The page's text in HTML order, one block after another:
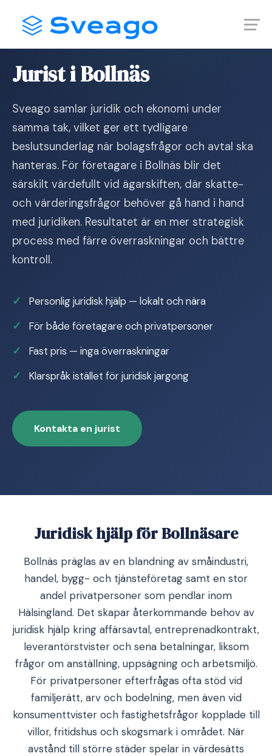
content
Jurist i Bollnäs
Sveago samlar juridik och ekonomi under
samma tak, vilket ger ett tydligare
beslutsunderlag när bolagsfrågor och avtal ska
hanteras. För företagare i Bollnäs blir det
särskilt värdefullt vid ägarskiften, där skatte-
och värderingsfrågor behöver gå hand i hand
med juridiken. Resultatet är en mer strategisk
process med färre överraskningar och bättre
kontroll.
Personlig juridisk hjälp — lokalt och nära
För både företagare och privatpersoner
Fast pris — inga överraskningar
Klarspråk istället för juridisk jargong
Kontakta en jurist
Juridisk hjälp för Bollnäsare
Bollnäs präglas av en blandning av småindustri,
handel, bygg- och tjänsteföretag samt en stor
andel privatpersoner som pendlar inom
Hälsingland. Det skapar återkommande behov av
juridisk hjälp kring affärsavtal, entreprenadkontrakt,
leverantörstvister och sena betalningar, liksom
frågor om anställning, uppsägning och arbetsmiljö.
För privatpersoner efterfrågas ofta stöd vid
familjerätt, arv och bodelning, men även vid
konsumenttvister och fastighetsfrågor kopplade till
villor, fritidshus och skogsmark i området. När
avstånd till större städer spelar in värdesätts